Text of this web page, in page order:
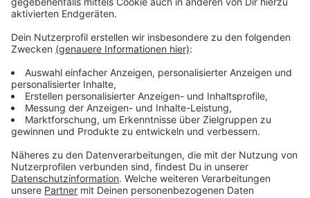
Der Bauingenieur
Anzeige
Heinrich Bökamp ist seit über 35 Jahren Bauingenieur,
er ist Präsident derIngenieurkammer-Bau NRW
, hat an
der Technischen Universität in Aachen promoviert. Und
der Klimawandel ist in seinem Beruf längst
angekommen. Spätestens seit dem katastrophalen
Hochwasser im Juni 2021, bei dem 49 Menschen allein
hier in Nordrhein-Westfalen ihr Leben verloren haben,